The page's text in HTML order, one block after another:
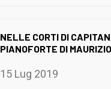
NELLE CORTI DI
PIANOFORTE DI
15 Lug 2019